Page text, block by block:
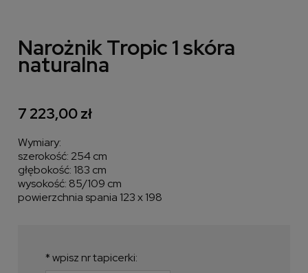
Narożnik Tropic 1 skóra
naturalna
7 223,00 zł
Wymiary:
szerokość: 254 cm
głębokość: 183 cm
wysokość: 85/109 cm
powierzchnia spania 123 x 198
*wpisz nr tapicerki: